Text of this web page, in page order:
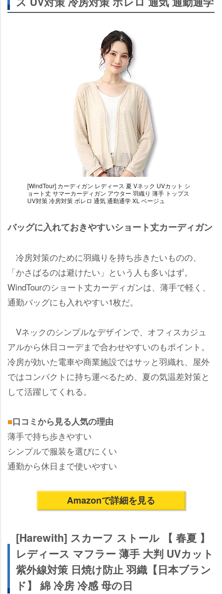
[WindTour] カーディガン レディース 夏 Vネック UVカット シ
ョート丈 サマーカーディガン アウター 羽織り 薄手 トップス
UV対策 冷房対策 ボレロ 通気 通勤通学 XL ベージュ
バッグに入れておきやすいショート丈カーディガン
冷房対策のために羽織りを持ち歩きたいものの、
「かさばるのは避けたい」という人も多いはず。
WindTourのショート丈カーディガンは、薄手で軽く、
通勤バッグにも入れやすい1枚だ。
Vネックのシンプルなデザインで、オフィスカジュ
アルから休日コーデまで合わせやすいのもポイント。
冷房が効いた電車や商業施設ではサッと羽織れ、屋外
ではコンパクトに持ち運べるため、夏の気温差対策と
して活躍してくれる。
■口コミから見る人気の理由
薄手で持ち歩きやすい
シンプルで服装を選びにくい
通勤から休日まで使いやすい
Amazonで詳細を見る
[Harewith] スカーフ ストール 【 春夏 】
レディース マフラー 薄手 大判 UVカット
紫外線対策 日焼け防止 羽織【日本ブラン
ド】 綿 冷房 冷感 母の日